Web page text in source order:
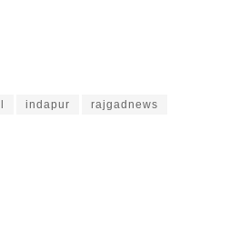
indapur rajgadnews